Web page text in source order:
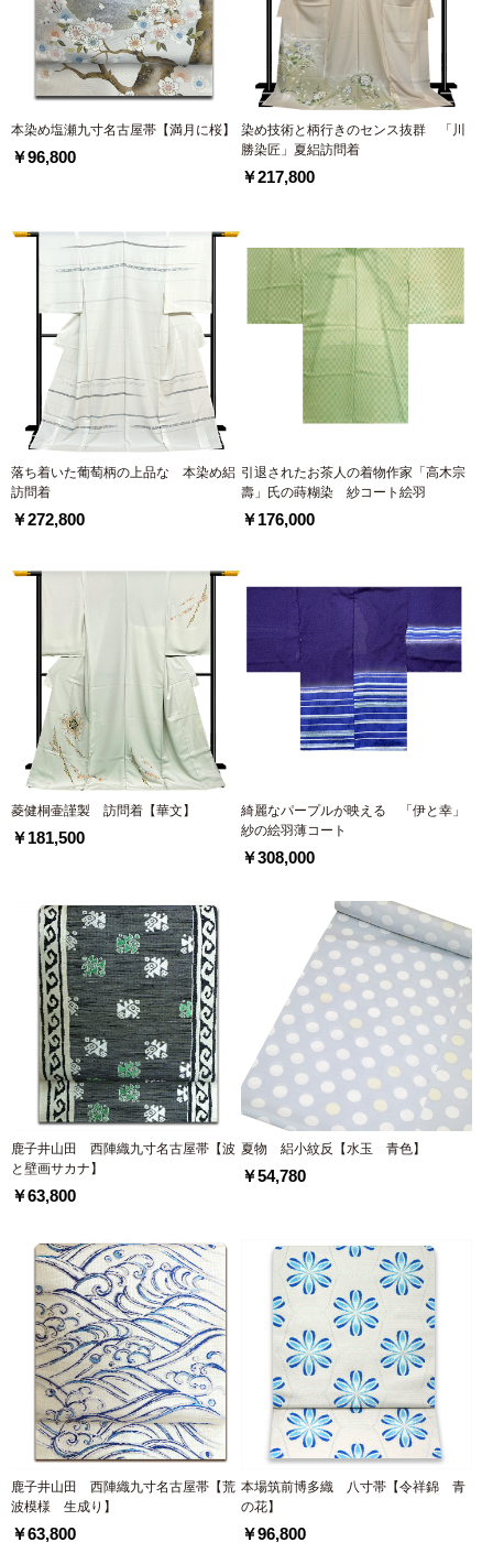
本染め塩瀬九寸名古屋帯【満月に桜】
￥96,800
染め技術と柄行きのセンス抜群 「川
勝染匠」夏絽訪問着
￥217,800
落ち着いた葡萄柄の上品な 本染め絽
訪問着
￥272,800
引退されたお茶人の着物作家「高木宗
壽」氏の蒔糊染 紗コート絵羽
￥176,000
菱健桐壷謹製 訪問着【華文】
￥181,500
綺麗なパープルが映える 「伊と幸」
紗の絵羽薄コート
￥308,000
鹿子井山田 西陣織九寸名古屋帯【波
と壁画サカナ】
￥63,800
夏物 絽小紋反【水玉 青色】
￥54,780
鹿子井山田 西陣織九寸名古屋帯【荒
波模様 生成り】
￥63,800
本場筑前博多織 八寸帯【令祥錦 青
の花】
￥96,800